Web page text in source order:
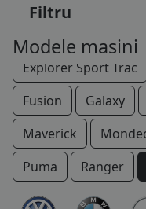
BLOG
B2B -
CONT
COS (
0
Filtru
Modele masini
Explorer Sport Trac
Fusion
Galaxy
Maverick
Puma
Ranger
Thunderbird